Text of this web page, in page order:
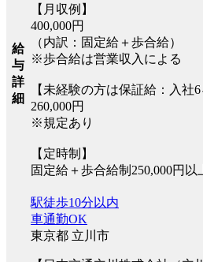
給
与
詳
細
【月収例】
400,000円
（内訳：固定給＋歩合給）
※歩合給は営業収入による
【未経験の方は保証給：入社6
260,000円
※規定あり
【定時制】
固定給＋歩合給制250,000円以
駅徒歩10分以内
車通勤OK
東京都 立川市